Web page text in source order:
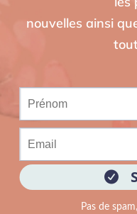
nouvelles ainsi